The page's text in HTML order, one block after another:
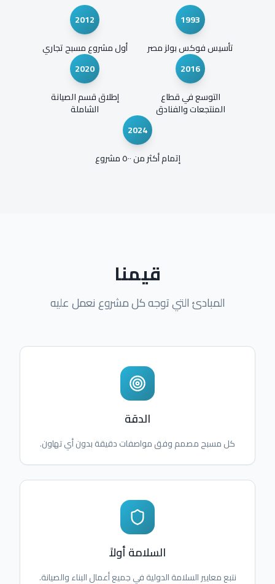
1993
تأسيس فوكس بولز مصر
2012
أول مشروع مسبح تجاري
2016
التوسع في قطاع
المنتجعات والفنادق
2020
إطلاق قسم الصيانة
الشاملة
2024
إتمام أكثر من ٥٠٠ مشروع
قيمنا
المبادئ التي توجه كل مشروع نعمل عليه
الدقة
كل مسبح مصمم وفق مواصفات دقيقة بدون أي تهاون.
السلامة أولاً
نتبع معايير السلامة الدولية في جميع أعمال البناء والصيانة.